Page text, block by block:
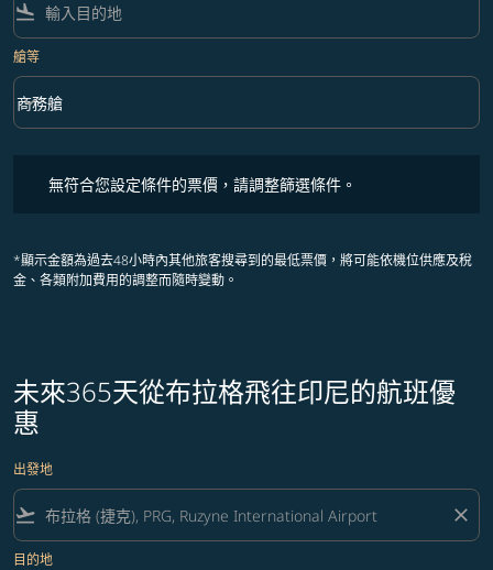
flight_land
艙等
艙等 option 商務艙 Selected
商務艙
keyboard_arrow_down
無符合您設定條件的票價，請調整篩選條件。
*顯示金額為過去48小時內其他旅客搜尋到的最低票價，將可能依機位供應及稅
金、各類附加費用的調整而隨時變動。
未來365天從布拉格飛往印尼的航班優
惠
出發地
flight_takeoff close
目的地